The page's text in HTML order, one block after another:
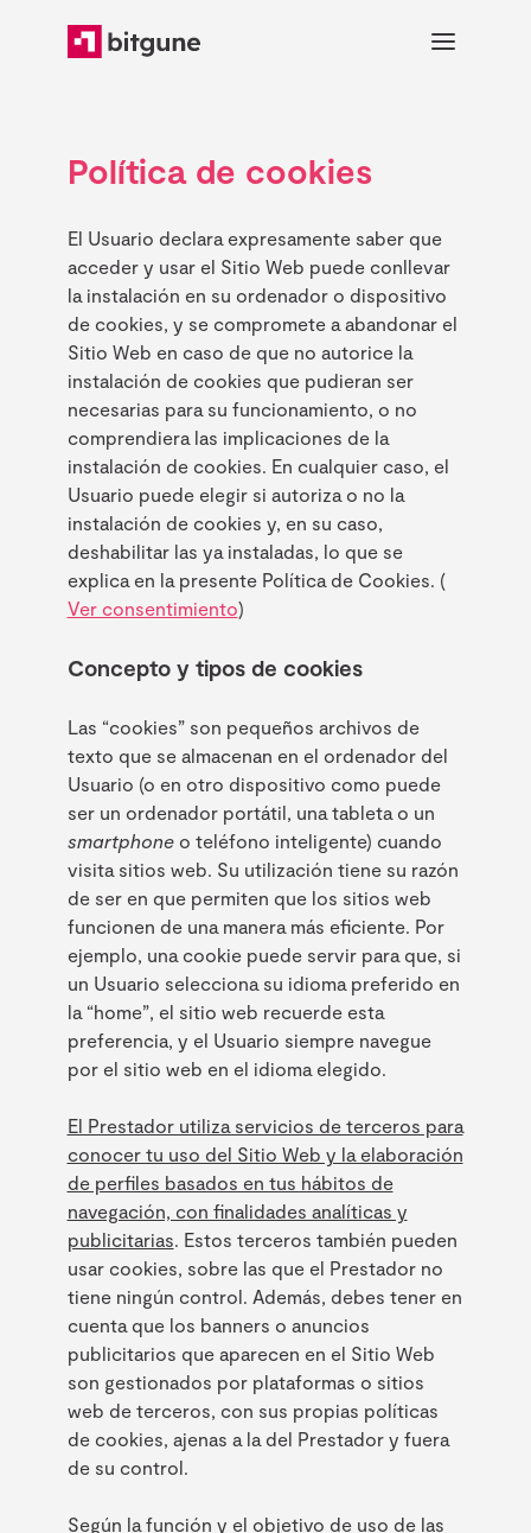
Política de cookies
El Usuario declara expresamente saber que
acceder y usar el Sitio Web puede conllevar
la instalación en su ordenador o dispositivo
de cookies, y se compromete a abandonar el
Sitio Web en caso de que no autorice la
instalación de cookies que pudieran ser
necesarias para su funcionamiento, o no
comprendiera las implicaciones de la
instalación de cookies. En cualquier caso, el
Usuario puede elegir si autoriza o no la
instalación de cookies y, en su caso,
deshabilitar las ya instaladas, lo que se
explica en la presente Política de Cookies. (
Ver consentimiento)
Concepto y tipos de cookies
Las “cookies” son pequeños archivos de
texto que se almacenan en el ordenador del
Usuario (o en otro dispositivo como puede
ser un ordenador portátil, una tableta o un
smartphoneo teléfono inteligente) cuando
visita sitios web. Su utilización tiene su razón
de ser en que permiten que los sitios web
funcionen de una manera más eficiente. Por
ejemplo, una cookie puede servir para que, si
un Usuario selecciona su idioma preferido en
la “home”, el sitio web recuerde esta
preferencia, y el Usuario siempre navegue
por el sitio web en el idioma elegido.
El Prestador utiliza servicios de terceros para
conocer tu uso del Sitio Web y la elaboración
de perfiles basados en tus hábitos de
navegación, con finalidades analíticas y
publicitarias. Estos terceros también pueden
usar cookies, sobre las que el Prestador no
tiene ningún control. Además, debes tener en
cuenta que los banners o anuncios
publicitarios que aparecen en el Sitio Web
son gestionados por plataformas o sitios
web de terceros, con sus propias políticas
de cookies, ajenas a la del Prestador y fuera
de su control.
Según la función y el objetivo de uso de las